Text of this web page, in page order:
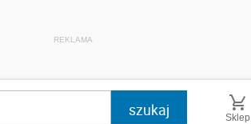
REKLAMA
Sklep